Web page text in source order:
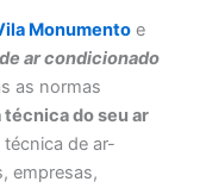
Monumento e
de ar condicionado
as normas
do seu ar
de ar-
empresas,